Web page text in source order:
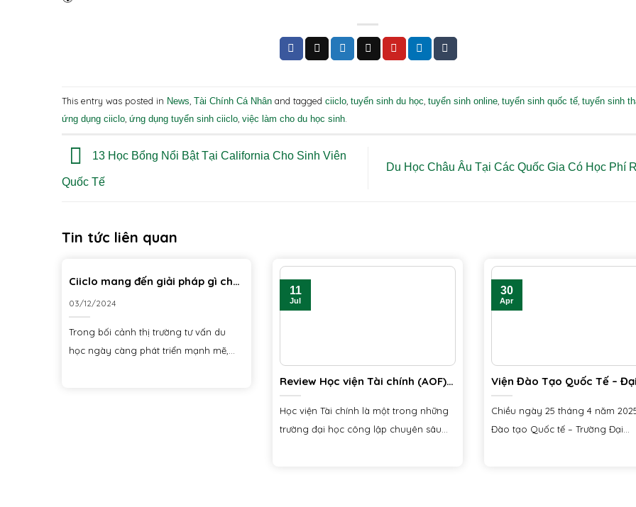
This entry was posted in News Tài Chính Cá Nhân and tagged ciiclo tuyển sinh du học tuyển sinh online tuyển sinh quốc tế tuyển sinh
ứng dụng ciiclo ứng dụng tuyển sinh ciiclo việc làm cho du học sinh
13 Học Bổng Nổi Bật Tại California Cho Sinh Viên
Quốc Tế
Du Học Châu Âu Tại Các Quốc Gia Có Học Phí
Tin tức liên quan
Ciiclo mang đến giải pháp gì cho
03/12/2024
Trong bối cảnh thị trường tư vấn du
học ngày càng phát triển mạnh mẽ,...
Review Học viện Tài chính (AOF)
2025
Học viện Tài chính là một trong những
trường đại học công lập chuyên sâu...
11
Jul
Viện Đào Tạo Quốc Tế –
Hoa Sen Ký Hợp Tác Chiến
Với Ciiclo
Chiều ngày 25 tháng 4 năm
Đào tạo Quốc tế – Trường Đại...
30
Apr